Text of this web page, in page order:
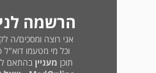
הרשמה
אני רוצה ומסכים/ה
וכל מי מטעמו דוא"ל
תוכן מעניין בהתאם